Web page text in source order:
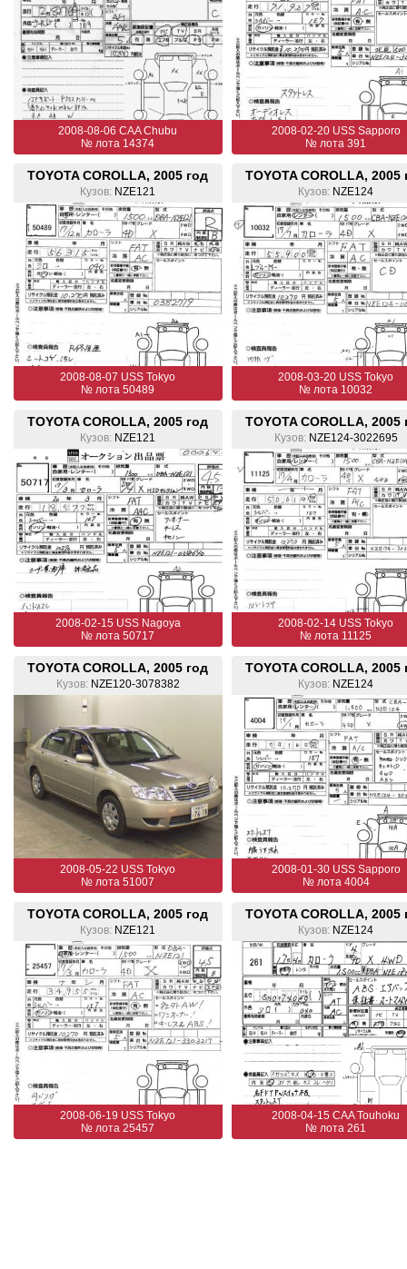
2008-08-06 CAA Chubu
№ лота 14374
2008-02-20 USS Sapporo
№ лота 391
TOYOTA COROLLA, 2005 год
Кузов: NZE121
2008-08-07 USS Tokyo
№ лота 50489
TOYOTA COROLLA, 2005
Кузов: NZE124
2008-03-20 USS Tokyo
№ лота 10032
TOYOTA COROLLA, 2005 год
Кузов: NZE121
2008-02-15 USS Nagoya
№ лота 50717
TOYOTA COROLLA, 2005
Кузов: NZE124-3022695
2008-02-14 USS Tokyo
№ лота 11125
TOYOTA COROLLA, 2005 год
Кузов: NZE120-3078382
2008-05-22 USS Tokyo
№ лота 51007
TOYOTA COROLLA, 2005
Кузов: NZE124
2008-01-30 USS Sapporo
№ лота 4004
TOYOTA COROLLA, 2005 год
Кузов: NZE121
2008-06-19 USS Tokyo
№ лота 25457
TOYOTA COROLLA, 2005
Кузов: NZE124
2008-04-15 CAA Touhoku
№ лота 261